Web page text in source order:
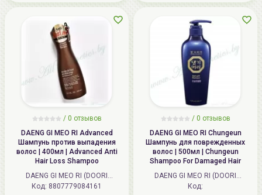
/ 0 отзывов
DAENG GI MEO RI Advanced
Шампунь против выпадения
волос | 400мл | Advanced Anti
Hair Loss Shampoo
DAENG GI MEO RI (DOORI
Cosmetics) (Корея)
Код: 8807779084161
/ 0 отзывов
DAENG GI MEO RI Chungeun
Шампунь для поврежденных
волос | 500мл | Chungeun
Shampoo For Damaged Hair
DAENG GI MEO RI (DOORI
Cosmetics) (Корея)
Код: